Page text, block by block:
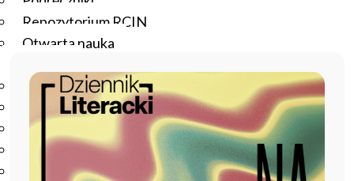
Repozytorium RCIN
Otwarta nauka
Studia podyplomowe
Szkolenia
Szkoła Doktorska Anthropos
Erasmus